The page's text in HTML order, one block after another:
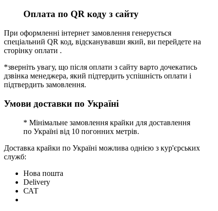
Оплата по QR коду з сайту
При оформленні інтернет замовлення генерується
спеціальний QR код, відсканувавши який, ви перейдете на
сторінку оплати .
*зверніть увагу, що після оплати з сайту варто дочекатись
дзвінка менеджера, який підтердить успішність оплати і
підтвердить замовлення.
Умови доставки по Україні
* Мінімальне замовлення крайки для доставлення
по Україні від 10 погонних метрів.
Доставка крайки по Україні можлива однією з кур'єрських
служб:
Нова пошта
Delivery
САТ